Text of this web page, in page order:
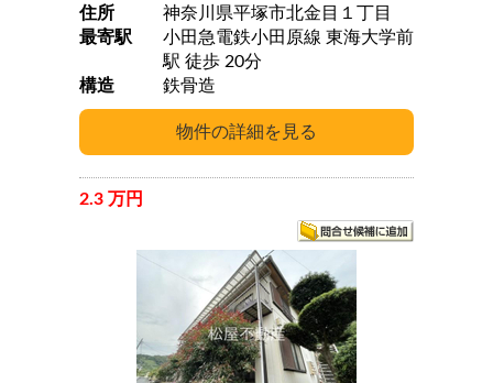
住所
神奈川県平塚市北金目１丁目
最寄駅
小田急電鉄小田原線 東海大学前
駅 徒歩 20分
構造
鉄骨造
2.3 万円